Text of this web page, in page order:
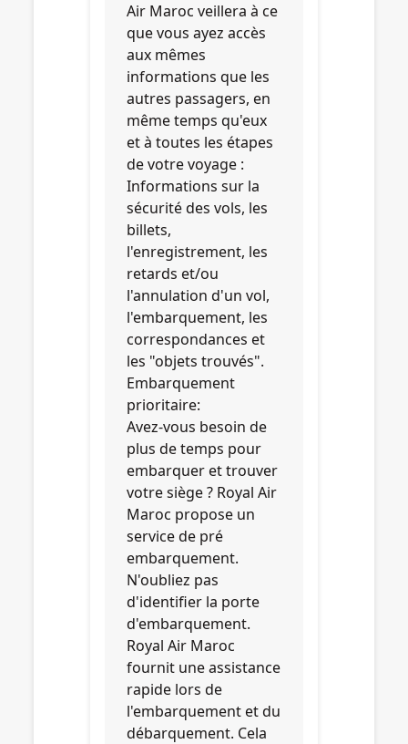
Air Maroc veillera à ce
que vous ayez accès
aux mêmes
informations que les
autres passagers, en
même temps qu'eux
et à toutes les étapes
de votre voyage :
Informations sur la
sécurité des vols, les
billets,
l'enregistrement, les
retards et/ou
l'annulation d'un vol,
l'embarquement, les
correspondances et
les "objets trouvés".
Embarquement
prioritaire:
Avez-vous besoin de
plus de temps pour
embarquer et trouver
votre siège ? Royal Air
Maroc propose un
service de pré
embarquement.
N'oubliez pas
d'identifier la porte
d'embarquement.
Royal Air Maroc
fournit une assistance
rapide lors de
l'embarquement et du
débarquement. Cela